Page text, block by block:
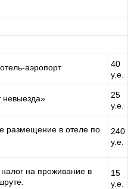
аэропорт
40
у.е.
невыезда»
25
у.е.
размещение в отеле по
240
у.е.
на проживание в
15
у.е.